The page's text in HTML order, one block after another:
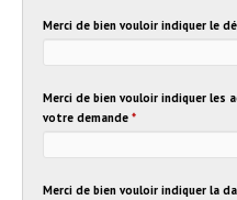
Merci de bien vouloir indiquer le
Merci de bien vouloir indiquer les
votre demande *
Merci de bien vouloir indiquer la